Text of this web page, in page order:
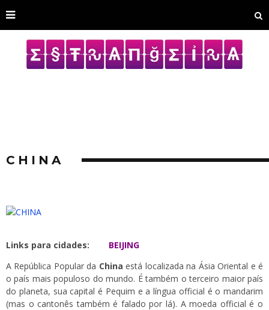
CHINA
Links para cidades: BEIJING
A República Popular da China está localizada na Ásia Oriental e é
o país mais populoso do mundo. É também o terceiro maior país
do planeta, sua capital é Pequim e a língua official é o mandarim
(mas o cantonês também é falado por lá). A moeda official é o